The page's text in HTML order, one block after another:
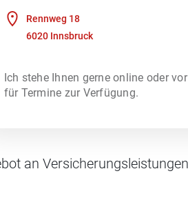
Rennweg 18
6020 Innsbruck
Ich stehe Ihnen gerne online oder
für Termine zur Verfügung.
– unterstützt
welches
an